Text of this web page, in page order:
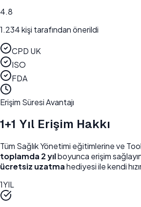
4.8
1.234kişi tarafından önerildi
CPD UK
ISO
FDA
Erişim Süresi Avantajı
1+1 Yıl Erişim Hakkı
Tüm Sağlık Yönetimi eğitimlerine ve
toplamda 2 yılboyunca erişim
ücretsiz uzatmahediyesi ile kendi
1YIL